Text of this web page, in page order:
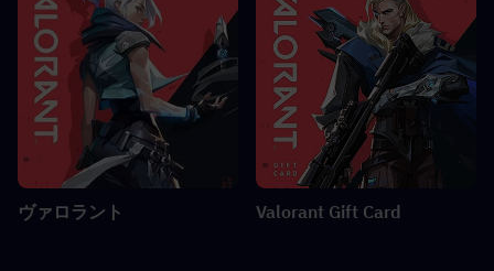
ヴァロラント Valorant Gift Card